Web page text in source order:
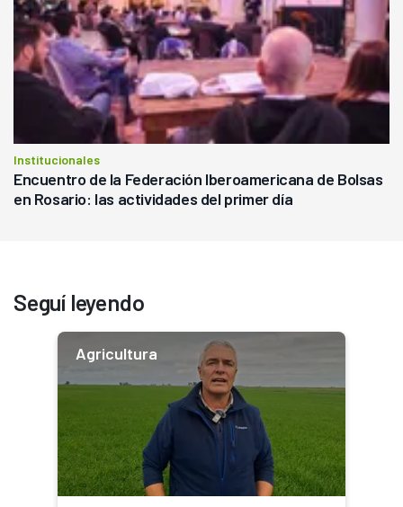
Institucionales
Encuentro de la Federación Iberoamericana de Bolsas
en Rosario: las actividades del primer día
Seguí leyendo
Agricultura